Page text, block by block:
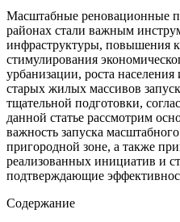
Масштабные реновационные
районах стали важным
инфраструктуры, повышения
стимулирования
урбанизации, роста
старых жилых массивов
тщательной подготовки,
данной статье рассмотрим
важность запуска
пригородной зоне, а также
реализованных инициатив и
подтверждающие
Содержание